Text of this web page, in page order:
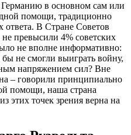
в основном сам или
помощи, традиционно
ответа. В Стране Советов
превысили 4% советских
не вполне информативно:
не смогли выиграть войну,
напряжением сил? Вне
– говорили принципиально
помощи, наша страна
этих точек зрения верна на